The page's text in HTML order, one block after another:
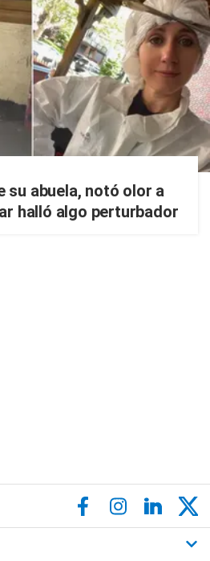
su abuela, notó olor a
halló algo perturbador